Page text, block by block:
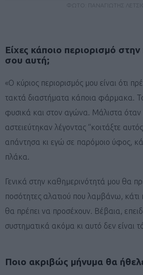
ΦΩΤΟ: ΠΑΝΑΓΙΩΤΗΣ
Είχες κάποιο περιορισμό
σου αυτή;
«Ο κύριος περιορισμός μου είναι ότι
τακτά διαστήματα κάποια φάρμακα.
φυσικά και στον αγώνα. Μάλιστα όταν
αστειεύτηκαν λέγοντας ‘‘κοιτάξτε
απάντησα κι εγώ σε παρόμοιο ύφος,
πλάκα.
Γενικά στην καθημερινότητά μου θα
ποσότητες αλατιού που λαμβάνω, κάτι
θα πρέπει να προσέχουν. Βέβαια,
συστηματικά ακόμα κι αυτό δεν είναι
Ποιο ακριβώς μήνυμα θα